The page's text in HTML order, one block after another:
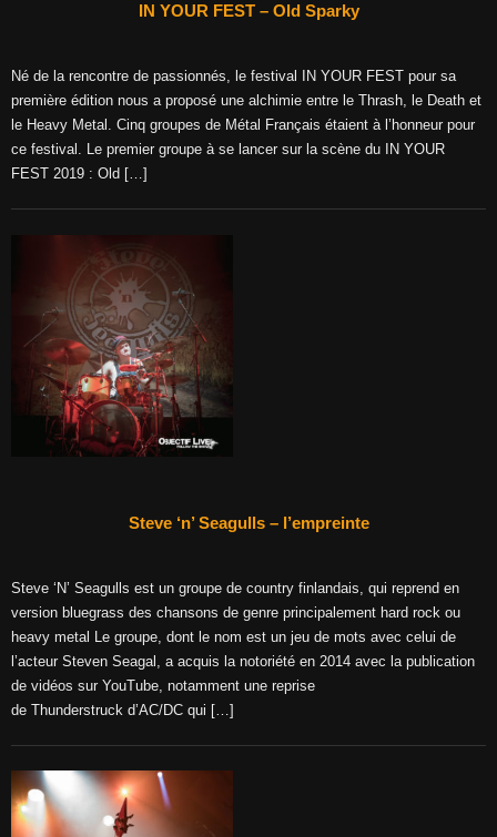
IN YOUR FEST – Old Sparky
Né de la rencontre de passionnés, le festival IN YOUR FEST pour sa
première édition nous a proposé une alchimie entre le Thrash, le Death et
le Heavy Metal. Cinq groupes de Métal Français étaient à l’honneur pour
ce festival. Le premier groupe à se lancer sur la scène du IN YOUR
FEST 2019 : Old […]
Steve ‘n’ Seagulls – l’empreinte
Steve ‘N’ Seagulls est un groupe de country finlandais, qui reprend en
version bluegrass des chansons de genre principalement hard rock ou
heavy metal Le groupe, dont le nom est un jeu de mots avec celui de
l’acteur Steven Seagal, a acquis la notoriété en 2014 avec la publication
de vidéos sur YouTube, notamment une reprise
de Thunderstruck d’AC/DC qui […]